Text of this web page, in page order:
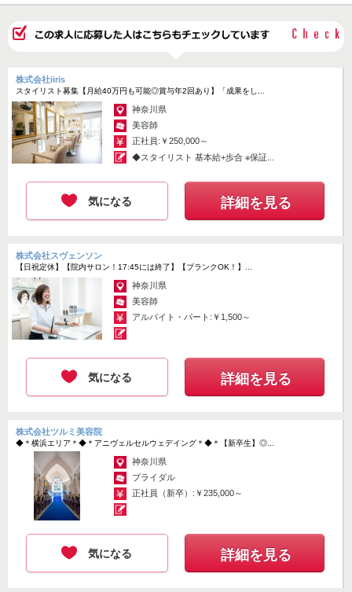
株式会社iiris
スタイリスト募集【月給40万円も可能◎賞与年2回あり】「成果をし...
神奈川県
美容師
正社員:￥250,000～
◆スタイリスト 基本給+歩合 ※保証...
気になる 詳細を見る
株式会社スヴェンソン
【日祝定休】【院内サロン！17:45には終了】【ブランクOK！】...
神奈川県
美容師
アルバイト・パート:￥1,500～
気になる 詳細を見る
株式会社ツルミ美容院
◆＊横浜エリア＊◆＊アニヴェルセルウェデイング＊◆＊【新卒生】◎...
神奈川県
ブライダル
正社員（新卒）:￥235,000～
気になる 詳細を見る